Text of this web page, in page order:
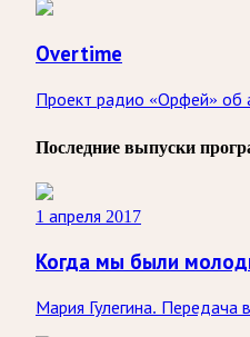
Overtime
Проект радио «Орфей» об
Последние выпуски
1 апреля 2017
Когда мы были
Мария Гулегина. Передача